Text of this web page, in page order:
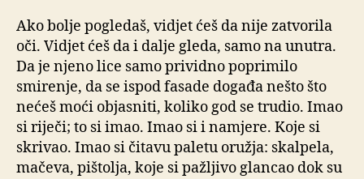
Ako bolje pogledaš, vidjet ćeš da nije zatvorila
oči. Vidjet ćeš da i dalje gleda, samo na unutra.
Da je njeno lice samo prividno poprimilo
smirenje, da se ispod fasade događa nešto što
nećeš moći objasniti, koliko god se trudio. Imao
si riječi; to si imao. Imao si i namjere. Koje si
skrivao. Imao si čitavu paletu oružja: skalpela,
mačeva, pištolja, koje si pažljivo glancao dok su